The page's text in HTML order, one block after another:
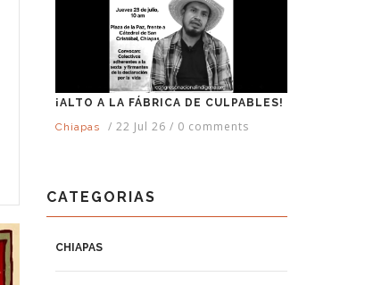
¡ALTO A LA FÁBRICA DE CULPABLES!
Chiapas
/ 22 Jul 26 / 0 comments
CATEGORIAS
CHIAPAS